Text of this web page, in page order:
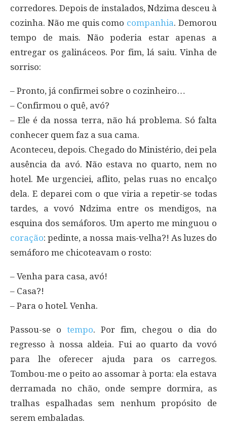
corredores. Depois de instalados, Ndzima desceu à
cozinha. Não me quis como companhia. Demorou
tempo de mais. Não poderia estar apenas a
entregar os galináceos. Por fim, lá saiu. Vinha de
sorriso:
– Pronto, já confirmei sobre o cozinheiro…
– Confirmou o quê, avó?
– Ele é da nossa terra, não há problema. Só falta
conhecer quem faz a sua cama.
Aconteceu, depois. Chegado do Ministério, dei pela
ausência da avó. Não estava no quarto, nem no
hotel. Me urgenciei, aflito, pelas ruas no encalço
dela. E deparei com o que viria a repetir-se todas
tardes, a vovó Ndzima entre os mendigos, na
esquina dos semáforos. Um aperto me minguou o
coração: pedinte, a nossa mais-velha?! As luzes do
semáforo me chicoteavam o rosto:
– Venha para casa, avó!
– Casa?!
– Para o hotel. Venha.
Passou-se o tempo. Por fim, chegou o dia do
regresso à nossa aldeia. Fui ao quarto da vovó
para lhe oferecer ajuda para os carregos.
Tombou-me o peito ao assomar à porta: ela estava
derramada no chão, onde sempre dormira, as
tralhas espalhadas sem nenhum propósito de
serem embaladas.